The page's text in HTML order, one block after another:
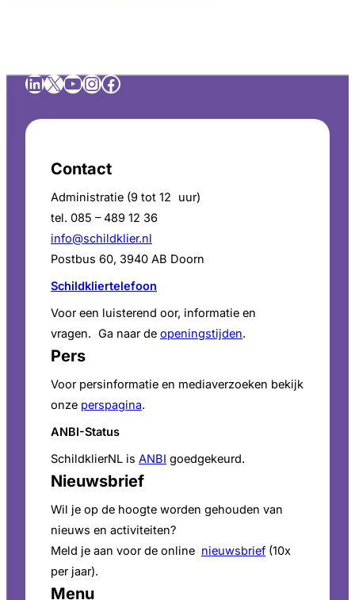
LinkedIn
X YouTube
Instagram
Facebook
Contact
Administratie (9 tot 12 uur)
tel. 085 – 489 12 36
info@schildklier.nl
Postbus 60, 3940 AB Doorn
Schildkliertelefoon
Voor een luisterend oor, informatie en
vragen. Ga naar de openingstijden.
Pers
Voor persinformatie en mediaverzoeken bekijk
onze perspagina.
ANBI-Status
SchildklierNL is ANBI goedgekeurd.
Nieuwsbrief
Wil je op de hoogte worden gehouden van
nieuws en activiteiten?
Meld je aan voor de online nieuwsbrief (10x
per jaar).
Menu